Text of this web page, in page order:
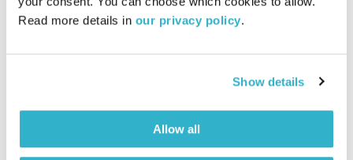
Read more details in our privacy policy.
Show details
Allow all
גליה גלעדי מזמינה אתכם להתעורר יחדיו בכל בוקר, עם מוזיקה